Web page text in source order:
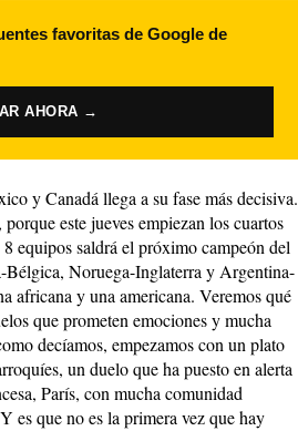
favoritas de Google de
AHORA →
y Canadá llega a su fase más decisiva.
este jueves empiezan los cuartos
equipos saldrá el próximo campeón del
Bélgica, Noruega-Inglaterra y Argentina-
africana y una americana. Veremos qué
que prometen emociones y mucha
decíamos, empezamos con un plato
un duelo que ha puesto en alerta
París, con mucha comunidad
es que no es la primera vez que hay